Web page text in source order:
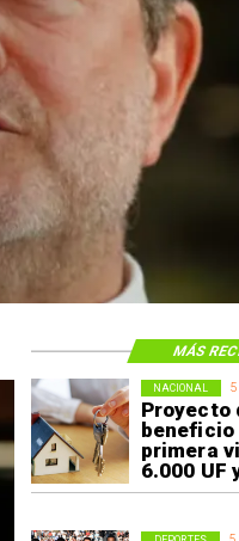
Proyecto
primera
6.000 UF
NACIONAL
MÁS